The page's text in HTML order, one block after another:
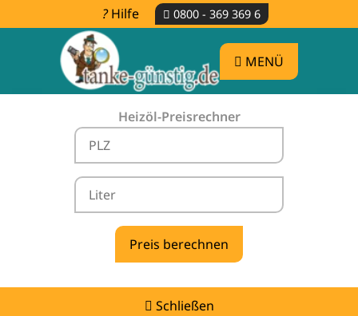
Hilfe 0800 - 369 369 6
MENÜ
Heizöl-Preisrechner
Schließen
Heizölpreise Seeshaupt -
vergleichen & günstig tanken